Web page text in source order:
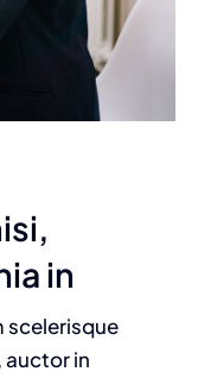
in
scelerisque
auctor in